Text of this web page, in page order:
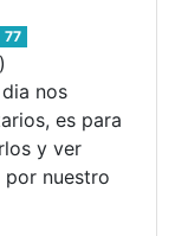
77
)
nos
es para
y ver
nuestro